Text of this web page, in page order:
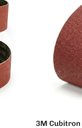
3M Cubitron